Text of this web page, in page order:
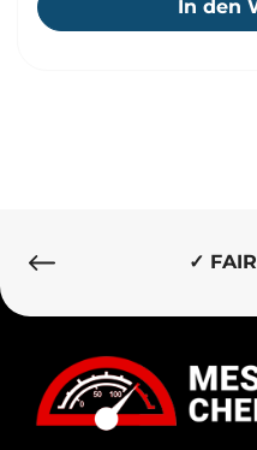
In den
✓